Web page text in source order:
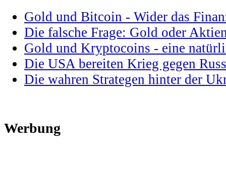
Gold und Bitcoin - Wider das
Die falsche Frage: Gold oder
Gold und Kryptocoins - eine
Die USA bereiten Krieg gegen
Die wahren Strategen hinter der
Werbung